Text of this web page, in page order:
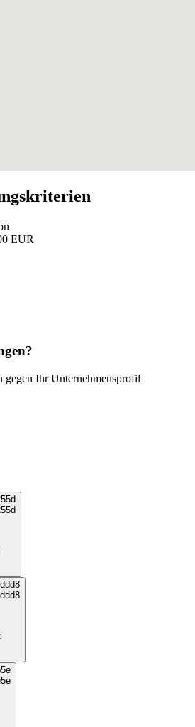
EUR
Ihr Unternehmensprofil